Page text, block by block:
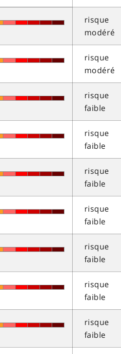
risque
modéré
risque
modéré
risque
faible
risque
faible
risque
faible
risque
faible
risque
faible
risque
faible
risque
faible